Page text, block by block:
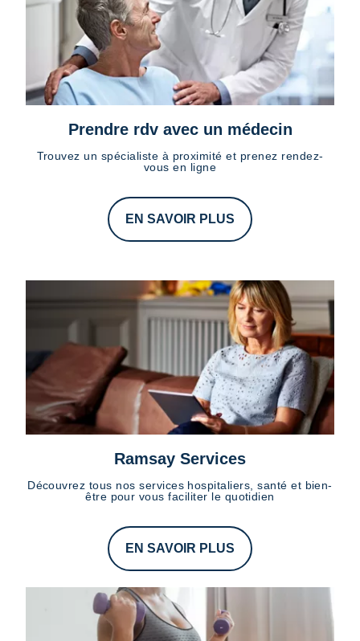
Prendre rdv avec un médecin
Trouvez un spécialiste à proximité et prenez rendez-
vous en ligne
EN SAVOIR PLUS
Ramsay Services
Découvrez tous nos services hospitaliers, santé et bien-
être pour vous faciliter le quotidien
EN SAVOIR PLUS